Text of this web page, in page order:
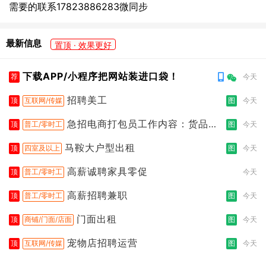
需要的联系17823886283微同步
最新信息 置顶 · 效果更好
荐 下载APP/小程序把网站装进口袋！ 今天
顶 互联网/传媒 招聘美工 图 今天
顶 普工/零时工 急招电商打包员工作内容：货品分
图 今天
顶 四室及以上 马鞍大户型出租 图 今天
顶 普工/零时工 高薪诚聘家具零促 今天
顶 普工/零时工 高薪招聘兼职 图 今天
顶 商铺/门面/店面 门面出租 图 今天
顶 互联网/传媒 宠物店招聘运营 图 今天